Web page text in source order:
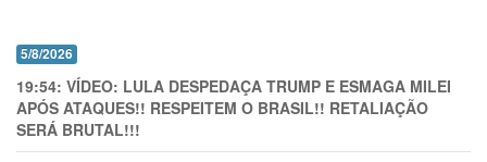
5/8/2026
19:54: VÍDEO: LULA DESPEDAÇA TRUMP E ESMAGA MILEI
APÓS ATAQUES!! RESPEITEM O BRASIL!! RETALIAÇÃO
SERÁ BRUTAL!!!